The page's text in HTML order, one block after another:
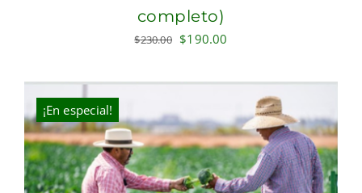
completo)
$230.00 Original
was:
$190.00
is:
$190.00.
¡En especial!